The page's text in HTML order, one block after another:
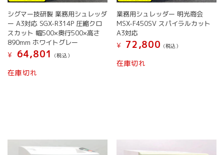
シグマー技研製 業務用シュレッダ
ー A3対応 SGX-R314P 圧縮クロ
スカット 幅500×奥行500×高さ
890mm ホワイトグレー
¥
64,801 (税込）
在庫切れ
業務用シュレッダー 明光商会
MSX-F450SV スパイラルカット
A3対応
¥
72,800 (税込）
在庫切れ